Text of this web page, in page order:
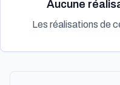
Aucune
Les réalisations de